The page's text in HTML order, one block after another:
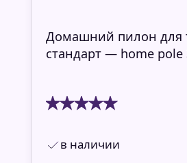
Домашний пилон для
стандарт — home pole
в наличии